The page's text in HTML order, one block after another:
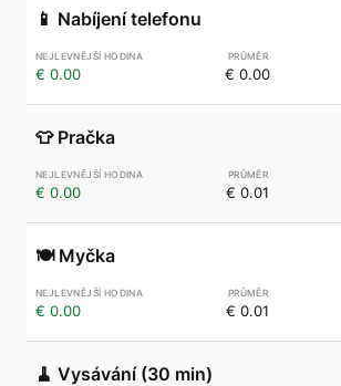
📱 Nabíjení telefonu
€ 0.00 € 0.00
👕 Pračka
€ 0.00 € 0.01
🍽️ Myčka
€ 0.00 € 0.01
🧹 Vysávání (30 min)